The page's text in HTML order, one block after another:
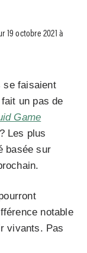
19 octobre 2021 à
se faisaient
un pas de
Game
Les plus
basée sur
notable
vivants. Pas